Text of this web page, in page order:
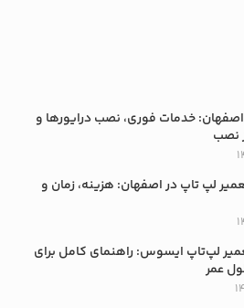
خدمات فوری، نصب درایورها و
نصب
لپ تاپ در اصفهان: هزینه، زمان و
لپ‌تاپ ایسوس: راهنمای کامل برای
عمر